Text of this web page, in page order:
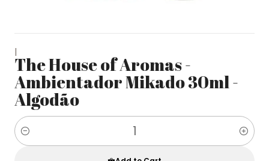
|
The House of Aromas -
Ambientador Mikado 30ml -
Algodão
Quantity